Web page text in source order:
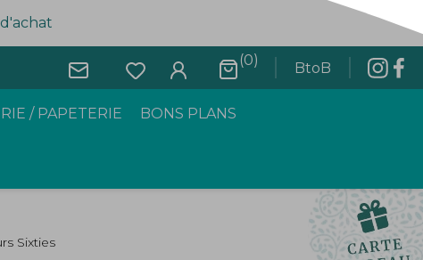
(0) BtoB
/ PAPETERIE BONS PLANS
Sixties